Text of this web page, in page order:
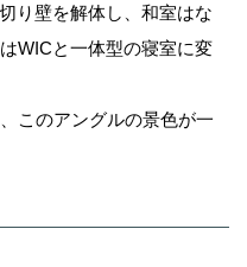
り壁を解体し、和室はな
WICと一体型の寝室に変
このアングルの景色が一